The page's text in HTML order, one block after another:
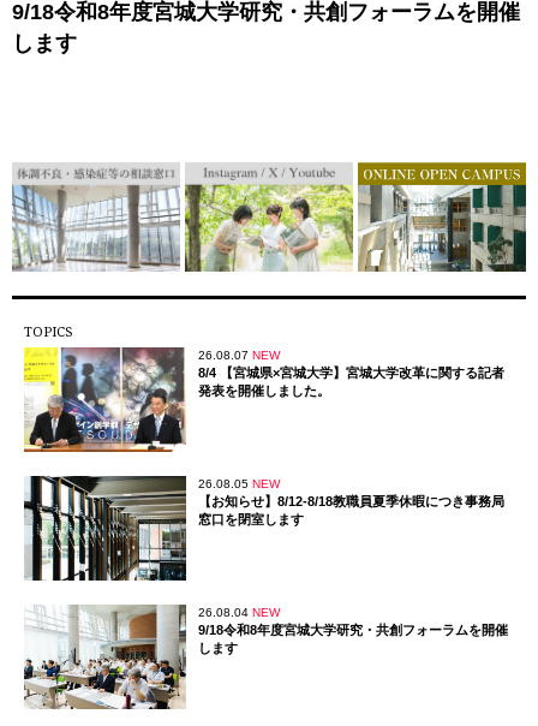
8/4 【宮城県×宮城大学】宮城大学改革に関する記者
発表を開催しました。
9/18令和8年度宮城大学研究・共創フォーラムを開催
します
看護学群4年生と風間教授が「アナフィラキシー反応
に対するアドレナリンの速効性」を明らかに/看護学
7/18「みやぎプレナーススクール」小中学生向け企
画、「看護を体験してみよう」を実施しました
5/30 宮城大学デザインスタディセンターによるフィ
ールドツアー 『DSC DESIGN EXCHANGE Joint
地域が抱える課題の発見とその解決に取り組む「地
域フィールドワーク」を宮城県内4市町で実施しまし
TOPICS
26.08.07 NEW
8/4 【宮城県×宮城大学】宮城大学改革に関する記者
発表を開催しました。
26.08.05 NEW
【お知らせ】8/12-8/18教職員夏季休暇につき事務局
窓口を閉室します
26.08.04 NEW
9/18令和8年度宮城大学研究・共創フォーラムを開催
します